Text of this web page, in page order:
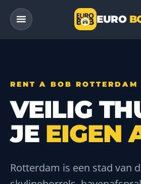
EURO
— a
RENT A BOB ROTTERDAM
VEILIG
JE EIGEN
Rotterdam is een stad van